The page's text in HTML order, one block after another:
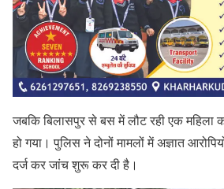
जबकि बिलासपुर से बस में लौट रही एक महिला
हो गया। पुलिस ने दोनों मामलों में अज्ञात
दर्ज कर जांच शुरू कर दी है।